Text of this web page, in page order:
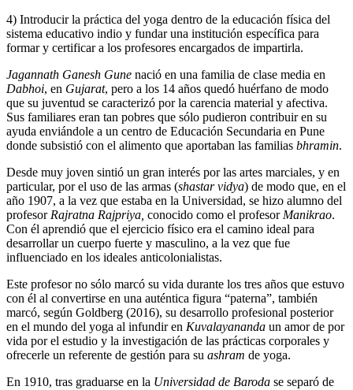
4) Introducir la práctica del yoga dentro de la educación física del
sistema educativo indio y fundar una institución específica para
formar y certificar a los profesores encargados de impartirla.
Jagannath Ganesh Gune nació en una familia de clase media en
Dabhoi, en Gujarat, pero a los 14 años quedó huérfano de modo
que su juventud se caracterizó por la carencia material y afectiva.
Sus familiares eran tan pobres que sólo pudieron contribuir en su
ayuda enviándole a un centro de Educación Secundaria en Pune
donde subsistió con el alimento que aportaban las familias bhramin.
Desde muy joven sintió un gran interés por las artes marciales, y en
particular, por el uso de las armas (shastar vidya) de modo que, en el
año 1907, a la vez que estaba en la Universidad, se hizo alumno del
profesor Rajratna Rajpriya, conocido como el profesor Manikrao.
Con él aprendió que el ejercicio físico era el camino ideal para
desarrollar un cuerpo fuerte y masculino, a la vez que fue
influenciado en los ideales anticolonialistas.
Este profesor no sólo marcó su vida durante los tres años que estuvo
con él al convertirse en una auténtica figura “paterna”, también
marcó, según Goldberg (2016), su desarrollo profesional posterior
en el mundo del yoga al infundir en Kuvalayananda un amor de por
vida por el estudio y la investigación de las prácticas corporales y
ofrecerle un referente de gestión para su ashram de yoga.
En 1910, tras graduarse en la Universidad de Baroda se separó de